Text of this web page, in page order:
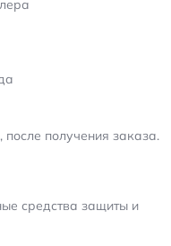
получения заказа.
средства защиты и